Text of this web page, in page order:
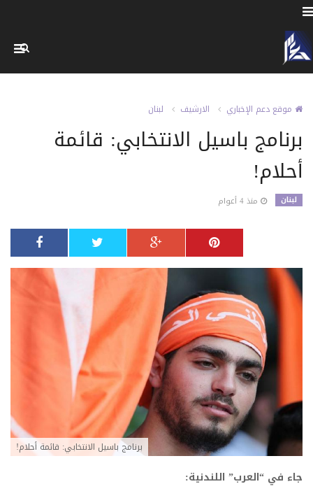
موقع دعم الإخباري الارشيف لبنان
برنامج باسيل الانتخابي: قائمة
أحلام!
لبنان منذ 4 أعوام
برنامج باسيل الانتخابي: قائمة أحلام!
جاء في “العرب” اللندنية: